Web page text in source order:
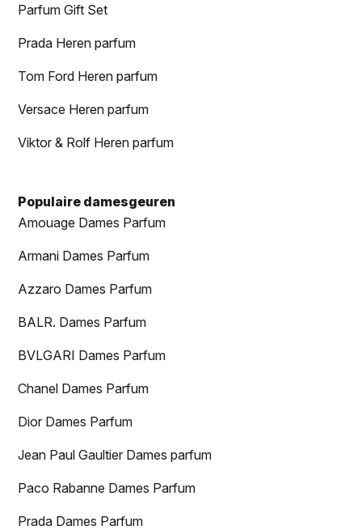
Parfum Gift Set
Prada Heren parfum
Tom Ford Heren parfum
Versace Heren parfum
Viktor & Rolf Heren parfum
Populaire damesgeuren
Amouage Dames Parfum
Armani Dames Parfum
Azzaro Dames Parfum
BALR. Dames Parfum
BVLGARI Dames Parfum
Chanel Dames Parfum
Dior Dames Parfum
Jean Paul Gaultier Dames parfum
Paco Rabanne Dames Parfum
Prada Dames Parfum